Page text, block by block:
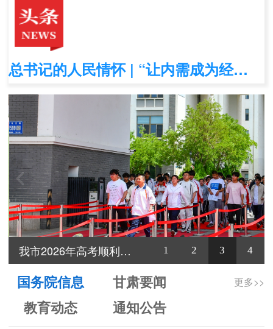
总书记的人民情怀 | “让内需成为经济发展的主动力”
我市2026年高考顺利结束 1 2 3 4
国务院信息
甘肃要闻
教育动态
通知公告
更多>>